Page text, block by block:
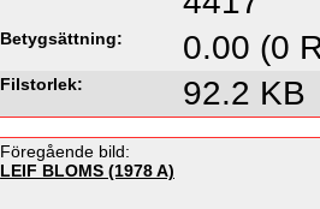
Betygsättning: 0.00 (0
Filstorlek: 92.2 KB
Föregående bild:
LEIF BLOMS (1978 A)